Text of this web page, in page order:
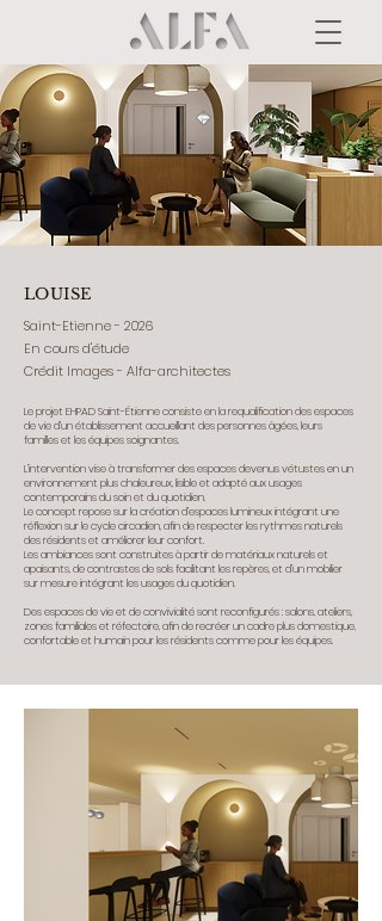
LOUISE
Saint-Etienne - 2026
En cours d'étude
Crédit Images - Alfa-architectes
Le projet EHPAD Saint-Étienne consiste en la requalification des espaces
de vie d’un établissement accueillant des personnes âgées, leurs
familles et les équipes soignantes.
L’intervention vise à transformer des espaces devenus vétustes en un
environnement plus chaleureux, lisible et adapté aux usages
contemporains du soin et du quotidien.
Le concept repose sur la création d’espaces lumineux intégrant une
réflexion sur le cycle circadien, afin de respecter les rythmes naturels
des résidents et améliorer leur confort.
Les ambiances sont construites à partir de matériaux naturels et
apaisants, de contrastes de sols facilitant les repères, et d’un mobilier
sur mesure intégrant les usages du quotidien.
Des espaces de vie et de convivialité sont reconfigurés : salons, ateliers,
zones familiales et réfectoire, afin de recréer un cadre plus domestique,
confortable et humain pour les résidents comme pour les équipes.